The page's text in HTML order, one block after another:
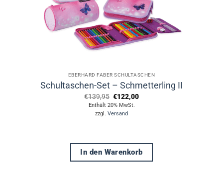
EBERHARD FABER SCHULTASCHEN
Schultaschen-Set – Schmetterling II
€139,95 Ursprünglicher
Preis
war:
€139,95
€122,00Aktueller
Enthält 20% MwSt.
zzgl. Versand
In den Warenkorb